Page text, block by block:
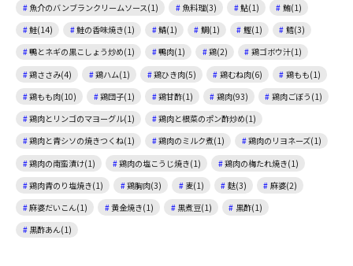
魚介のバンブランクリームソース(1)
魚料理(3) 鮎(1)
鮪(1)
鮭(14)
鮭の香味焼き(1) 鯖(1) 鯛(1) 鰹(1)
鱈(3)
鴨とネギの黒こしょう炒め(1)
鴨肉(1) 鶏(2)
鶏ゴボウ汁(1)
鶏ささみ(4)
鶏ハム(1) 鶏ひき肉(5) 鶏むね肉(6)
鶏もも(1)
鶏もも肉(10)
鶏団子(1) 鶏甘酢(1) 鶏肉(93)
鶏肉ごぼう(1)
鶏肉とリンゴのマヨーグル(1)
鶏肉と根菜のポン酢炒め(1)
鶏肉と青シソの焼きつくね(1)
鶏肉のミルク煮(1)
鶏肉のリヨネーズ(1)
鶏肉の南蛮漬け(1)
鶏肉の塩こうじ焼き(1)
鶏肉の梅たれ焼き(1)
鶏肉青のり塩焼き(1)
鶏胸肉(3) 麦(1) 麩(3)
麻婆(2)
麻婆だいこん(1)
黄金焼き(1) 黒煮豆(1)
黒酢(1)
黒酢あん(1)